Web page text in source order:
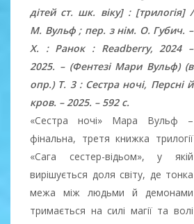
дітей ст. шк. віку] : [трилогія] /
М. Вульф ; пер. з нім. О. Губич. –
Х. : Ранок : Readberry, 2024 –
2025. – (Фентезі Мари Вульф) (в
опр.) Т. 3 : Сестра ночі, Персні й
кров. – 2025. – 592 с.
«Сестра ночі» Мара Вульф –
фінальна, третя книжка трилогії
«Сага сестер-відьом», у якій
вирішується доля світу, де тонка
межа між людьми й демонами
тримається на силі магії та волі